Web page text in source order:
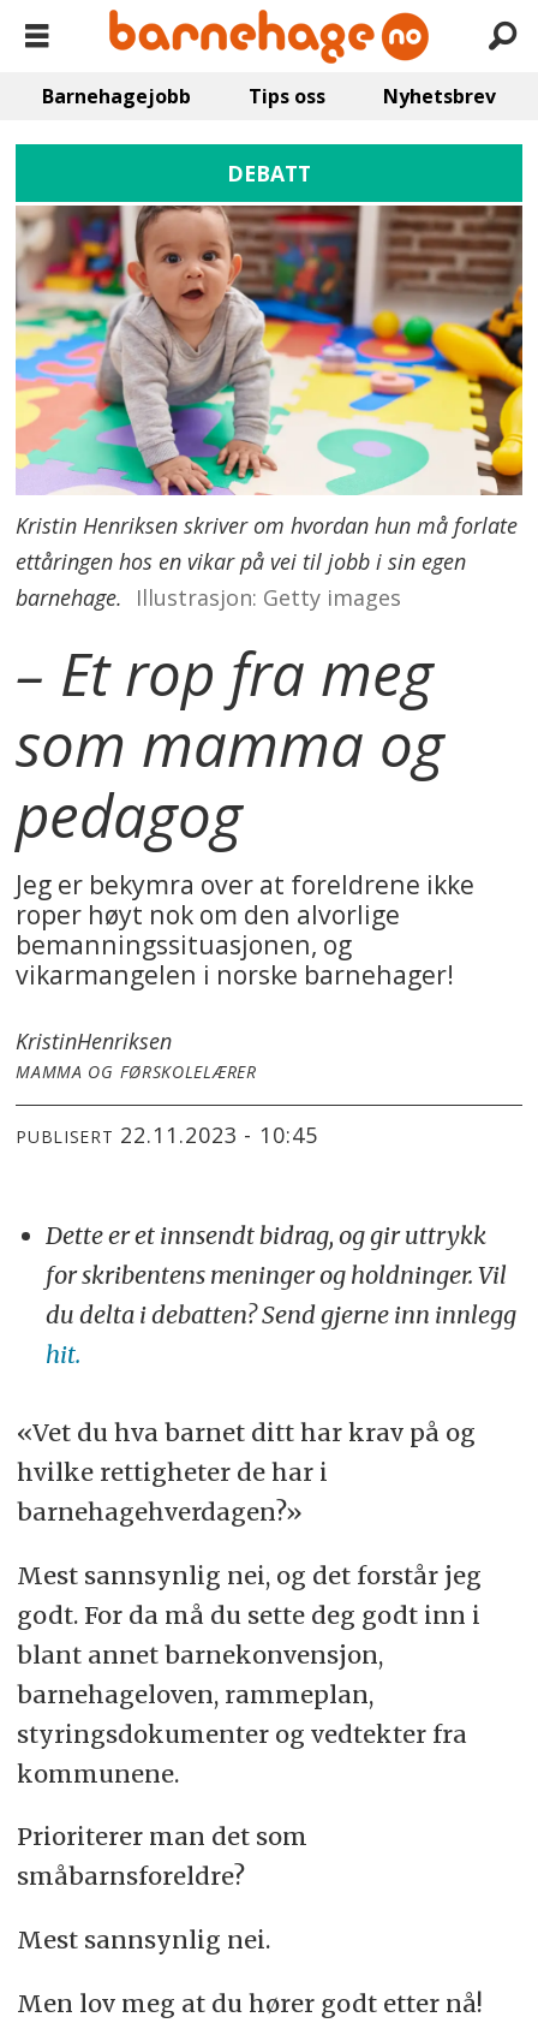
Barnehagejobb Tips oss Nyhetsbrev
DEBATT
Kristin Henriksen skriver om hvordan hun må forlate
ettåringen hos en vikar på vei til jobb i sin egen
barnehage.
Illustrasjon: Getty images
– Et rop fra meg
som mamma og
pedagog
Jeg er bekymra over at foreldrene ikke
roper høyt nok om den alvorlige
bemanningssituasjonen, og
vikarmangelen i norske barnehager!
KristinHenriksen
MAMMA OG FØRSKOLELÆRER
PUBLISERT 22.11.2023 - 10:45
Dette er et innsendt bidrag, og gir uttrykk
for skribentens meninger og holdninger. Vil
du delta i debatten? Send gjerne inn innlegg
hit.
«Vet du hva barnet ditt har krav på og
hvilke rettigheter de har i
barnehagehverdagen?»
Mest sannsynlig nei, og det forstår jeg
godt. For da må du sette deg godt inn i
blant annet barnekonvensjon,
barnehageloven, rammeplan,
styringsdokumenter og vedtekter fra
kommunene.
Prioriterer man det som
småbarnsforeldre?
Mest sannsynlig nei.
Men lov meg at du hører godt etter nå!